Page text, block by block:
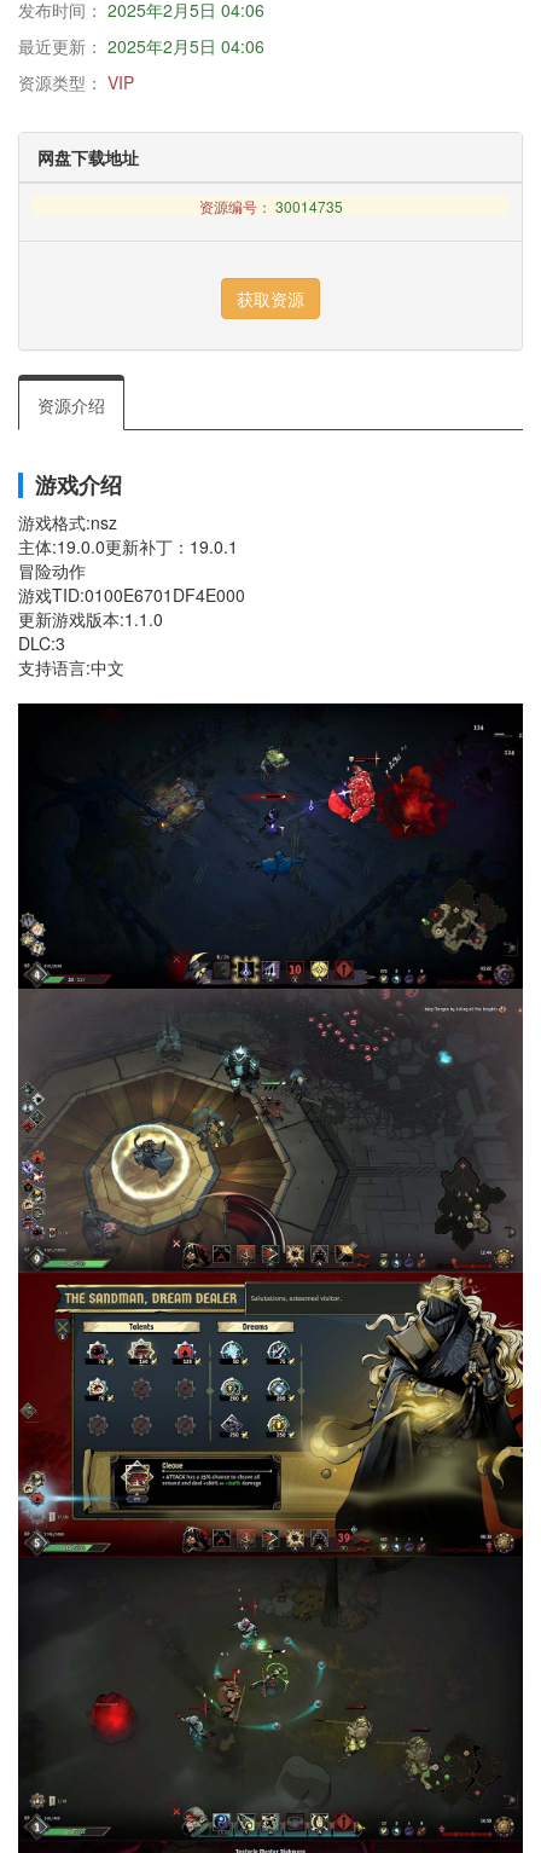
发布时间： 2025年2月5日 04:06
最近更新： 2025年2月5日 04:06
资源类型： VIP
网盘下载地址
资源编号： 30014735
资源介绍
游戏介绍
游戏格式:nsz
主体:19.0.0更新补丁：19.0.1
冒险动作
游戏TID:0100E6701DF4E000
更新游戏版本:1.1.0
DLC:3
支持语言:中文